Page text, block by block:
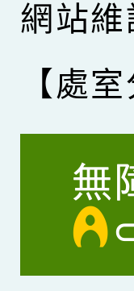
網站維
【處